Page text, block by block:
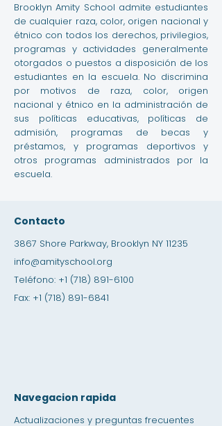
Brooklyn Amity School admite estudiantes
de cualquier raza, color, origen nacional y
étnico con todos los derechos, privilegios,
programas y actividades generalmente
otorgados o puestos a disposición de los
estudiantes en la escuela. No discrimina
por motivos de raza, color, origen
nacional y étnico en la administración de
sus políticas educativas, políticas de
admisión, programas de becas y
préstamos, y programas deportivos y
otros programas administrados por la
escuela.
Contacto
3867 Shore Parkway, Brooklyn NY 11235
info@amityschool.org
Teléfono: +1 (718) 891-6100
Fax: +1 (718) 891-6841
Navegacion rapida
Actualizaciones y preguntas frecuentes